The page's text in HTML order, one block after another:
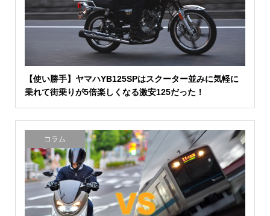
【使い勝手】ヤマハYB125SPはスクーター並みに気軽に
乗れて街乗りが5倍楽しくなる激安125だった！
コラム